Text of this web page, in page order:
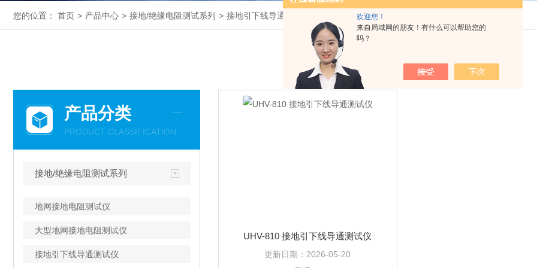
欢迎您！
来自局域网的朋友！有什么可以帮助您的
吗？
您的位置： 首页 > 产品中心 > 接地/绝缘电阻测试系列 > 接地引下线导通测试仪
产品分类
PRODUCT CLASSIFICATION
接地/绝缘电阻测试系列
地网接地电阻测试仪
大型地网接地电阻测试仪
接地引下线导通测试仪
UHV-810 接地引下线导通测试仪
更新日期： 2026-05-20